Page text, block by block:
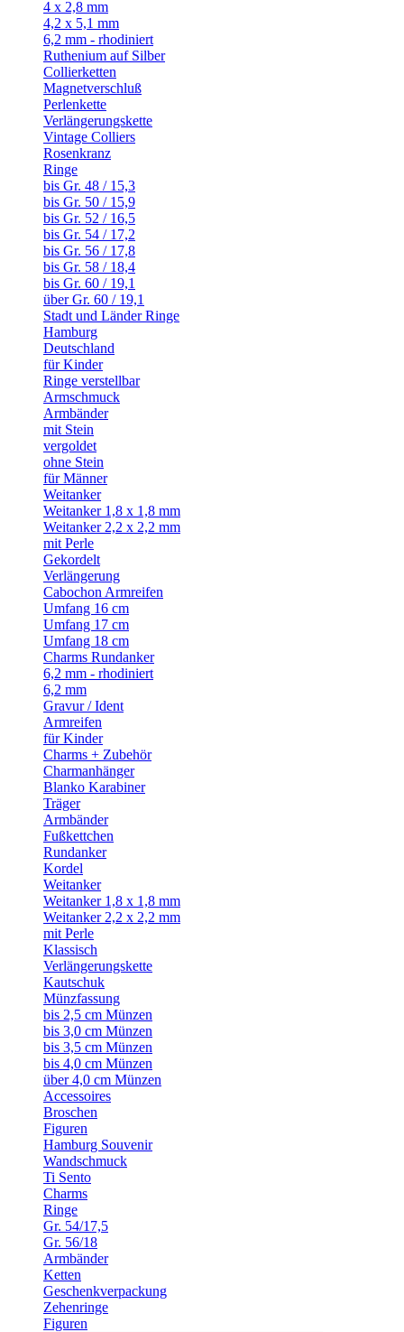
4 x 2,8 mm
4,2 x 5,1 mm
6,2 mm - rhodiniert
Ruthenium auf Silber
Collierketten
Magnetverschluß
Perlenkette
Verlängerungskette
Vintage Colliers
Rosenkranz
Ringe
bis Gr. 48 / 15,3
bis Gr. 50 / 15,9
bis Gr. 52 / 16,5
bis Gr. 54 / 17,2
bis Gr. 56 / 17,8
bis Gr. 58 / 18,4
bis Gr. 60 / 19,1
über Gr. 60 / 19,1
Stadt und Länder Ringe
Hamburg
Deutschland
für Kinder
Ringe verstellbar
Armschmuck
Armbänder
mit Stein
vergoldet
ohne Stein
für Männer
Weitanker
Weitanker 1,8 x 1,8 mm
Weitanker 2,2 x 2,2 mm
mit Perle
Gekordelt
Verlängerung
Cabochon Armreifen
Umfang 16 cm
Umfang 17 cm
Umfang 18 cm
Charms Rundanker
6,2 mm - rhodiniert
6,2 mm
Gravur / Ident
Armreifen
für Kinder
Charms + Zubehör
Charmanhänger
Blanko Karabiner
Träger
Armbänder
Fußkettchen
Rundanker
Kordel
Weitanker
Weitanker 1,8 x 1,8 mm
Weitanker 2,2 x 2,2 mm
mit Perle
Klassisch
Verlängerungskette
Kautschuk
Münzfassung
bis 2,5 cm Münzen
bis 3,0 cm Münzen
bis 3,5 cm Münzen
bis 4,0 cm Münzen
über 4,0 cm Münzen
Accessoires
Broschen
Figuren
Hamburg Souvenir
Wandschmuck
Ti Sento
Charms
Ringe
Gr. 54/17,5
Gr. 56/18
Armbänder
Ketten
Geschenkverpackung
Zehenringe
Figuren